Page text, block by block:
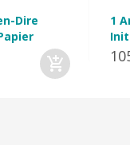
Dire
1